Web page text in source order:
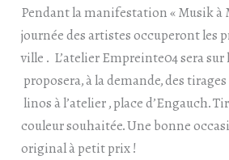
Pendant la manifestation « Musik à
journée des artistes occuperont les
ville . L’atelier Empreinte04 sera sur
proposera, à la demande, des
linos à l’atelier , place d’Engauch.
couleur souhaitée. Une bonne
original à petit prix !